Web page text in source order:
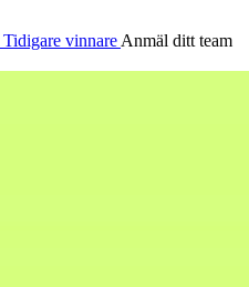
Tidigare vinnare Anmäl ditt team